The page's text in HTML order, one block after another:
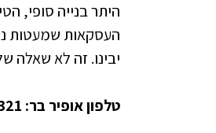
היתר בנייה סופי,
העסקאות שמעטות
יבינו. זה לא
טלפון אופיר בר: 050-265-4321